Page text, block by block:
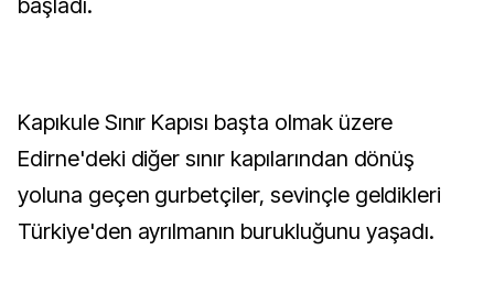
başladı.
Kapıkule Sınır Kapısı başta olmak üzere
Edirne'deki diğer sınır kapılarından dönüş
yoluna geçen gurbetçiler, sevinçle geldikleri
Türkiye'den ayrılmanın burukluğunu yaşadı.